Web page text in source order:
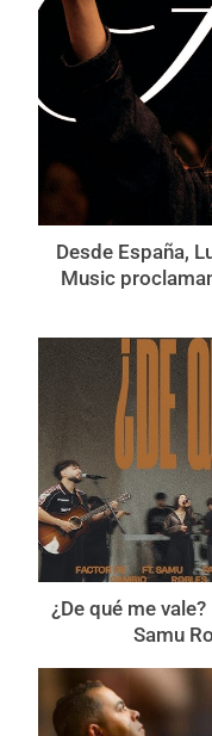
Desde España,
Music
¿De qué me
Samu